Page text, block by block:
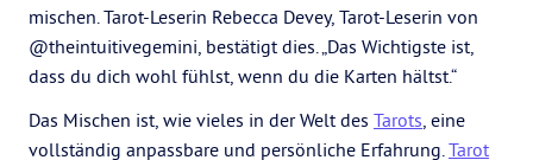
mischen. Tarot-Leserin Rebecca Devey, Tarot-Leserin von
@theintuitivegemini, bestätigt dies. „Das Wichtigste ist,
dass du dich wohl fühlst, wenn du die Karten hältst.“
Das Mischen ist, wie vieles in der Welt des Tarots, eine
vollständig anpassbare und persönliche Erfahrung.Tarot